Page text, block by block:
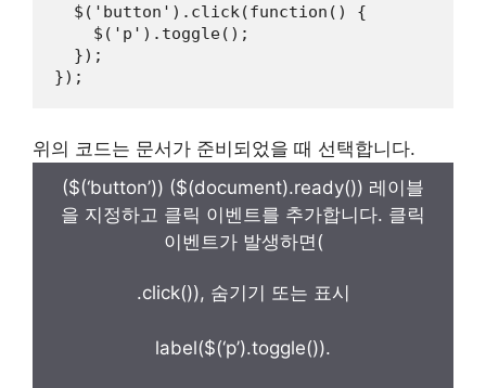
  $('button').click(function() {
    $('p').toggle();
  });
});
위의 코드는 문서가 준비되었을 때 선택합니다.
($(‘button’)) ($(document).ready()) 레이블
을 지정하고 클릭 이벤트를 추가합니다. 클릭
이벤트가 발생하면(
.click()), 숨기기 또는 표시
label($(‘p’).toggle()).